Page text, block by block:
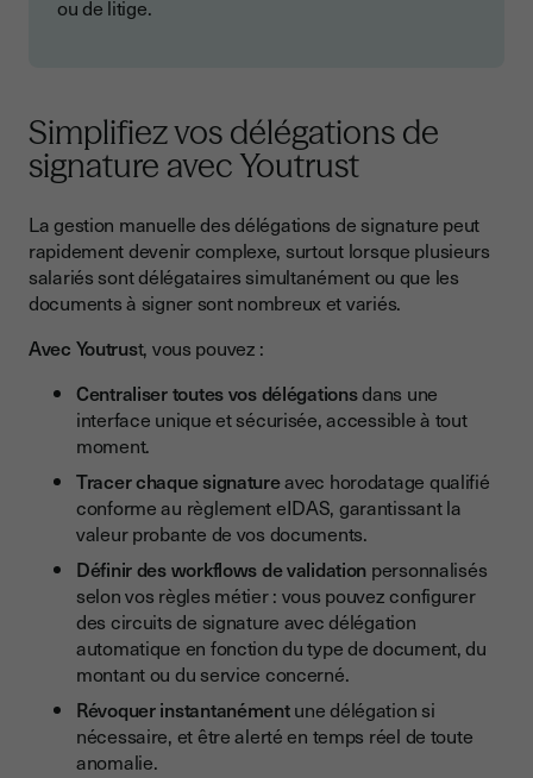
ou de litige.
Simplifiez vos délégations de
signature avec Youtrust
La gestion manuelle des délégations de signature peut
rapidement devenir complexe, surtout lorsque plusieurs
salariés sont délégataires simultanément ou que les
documents à signer sont nombreux et variés.
Avec Youtrust, vous pouvez :
Centraliser toutes vos délégationsdans une
interface unique et sécurisée, accessible à tout
moment.
Tracer chaque signatureavec horodatage qualifié
conforme au règlement eIDAS, garantissant la
valeur probante de vos documents.
Définir des workflows de validation personnalisés
selon vos règles métier : vous pouvez configurer
des circuits de signature avec délégation
automatique en fonction du type de document, du
montant ou du service concerné.
Révoquer instantanémentune délégation si
nécessaire, et être alerté en temps réel de toute
anomalie.